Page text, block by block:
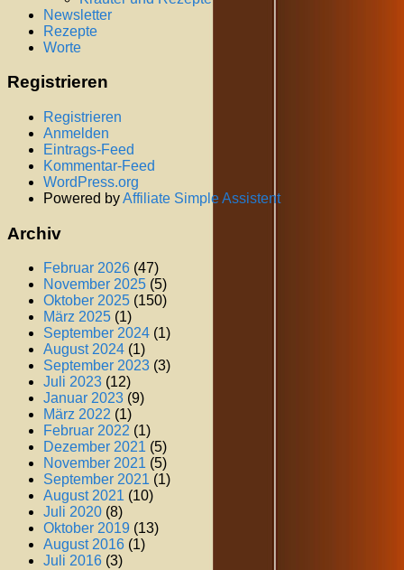
Newsletter
Rezepte
Worte
Registrieren
Registrieren
Anmelden
Eintrags-Feed
Kommentar-Feed
WordPress.org
Powered byAffiliate Simple Assistent
Archiv
Februar 2026 (47)
November 2025 (5)
Oktober 2025 (150)
März 2025 (1)
September 2024 (1)
August 2024 (1)
September 2023 (3)
Juli 2023 (12)
Januar 2023 (9)
März 2022 (1)
Februar 2022 (1)
Dezember 2021 (5)
November 2021 (5)
September 2021 (1)
August 2021 (10)
Juli 2020 (8)
Oktober 2019 (13)
August 2016 (1)
Juli 2016 (3)